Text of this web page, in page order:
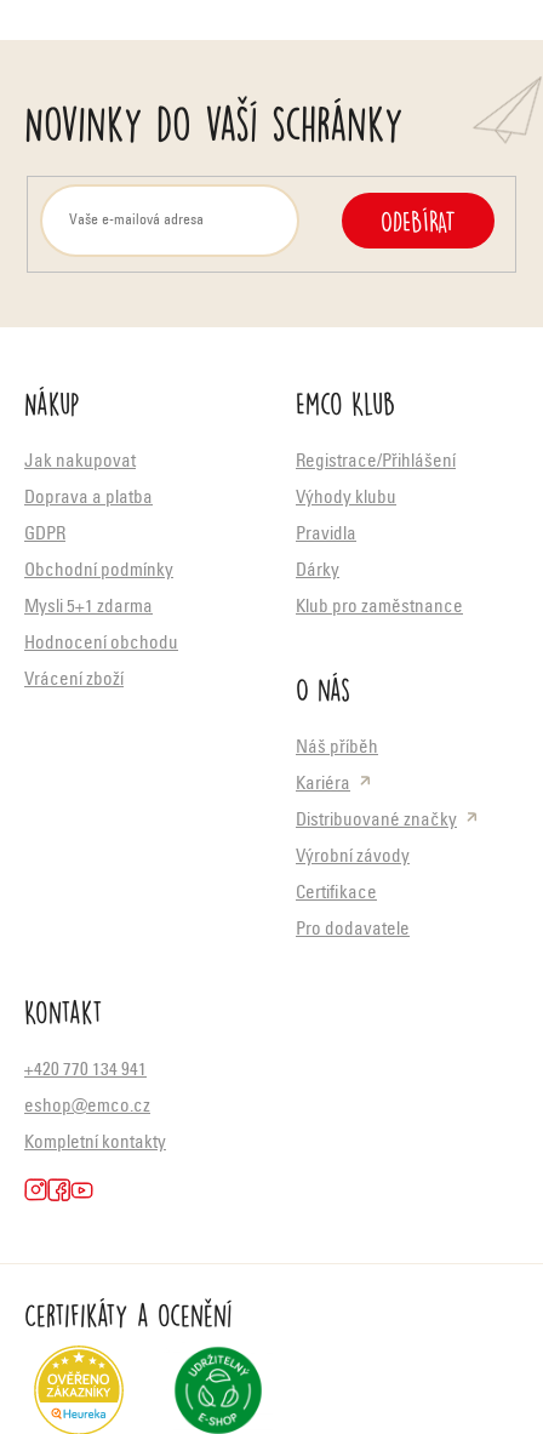
Novinky do vaší schránky
ODEBÍRAT
Nákup
Jak nakupovat
Doprava a platba
GDPR
Obchodní podmínky
Mysli 5+1 zdarma
Hodnocení obchodu
Vrácení zboží
Emco Klub
Registrace/Přihlášení
Výhody klubu
Pravidla
Dárky
Klub pro zaměstnance
O nás
Náš příběh
Kariéra
Distribuované značky
Výrobní závody
Certifikace
Pro dodavatele
Kontakt
+420 770 134 941
eshop@emco.cz
Kompletní kontakty
Certifikáty a ocenění